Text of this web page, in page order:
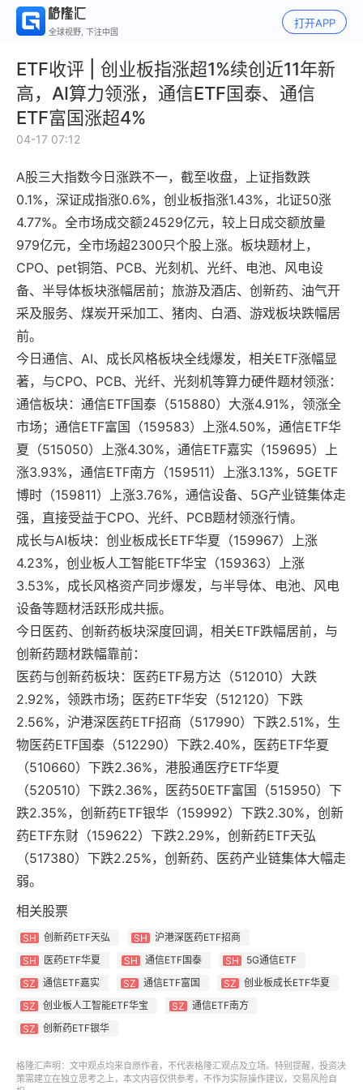
全球视野, 下注中国
打开APP
ETF收评 | 创业板指涨超1%续创近11年新
高，AI算力领涨，通信ETF国泰、通信
ETF富国涨超4%
04-17 07:12
A股三大指数今日涨跌不一，截至收盘，上证指数跌
0.1%，深证成指涨0.6%，创业板指涨1.43%，北证50涨
4.77%。全市场成交额24529亿元，较上日成交额放量
979亿元，全市场超2300只个股上涨。板块题材上，
CPO、pet铜箔、PCB、光刻机、光纤、电池、风电设
备、半导体板块涨幅居前；旅游及酒店、创新药、油气开
采及服务、煤炭开采加工、猪肉、白酒、游戏板块跌幅居
前。
今日通信、AI、成长风格板块全线爆发，相关ETF涨幅显
著，与CPO、PCB、光纤、光刻机等算力硬件题材领涨：
通信板块：通信ETF国泰（515880）大涨4.91%，领涨全
市场；通信ETF富国（159583）上涨4.50%，通信ETF华
夏（515050）上涨4.30%，通信ETF嘉实（159695）上
涨3.93%，通信ETF南方（159511）上涨3.13%，5GETF
博时（159811）上涨3.76%，通信设备、5G产业链集体走
强，直接受益于CPO、光纤、PCB题材领涨行情。
成长与AI板块：创业板成长ETF华夏（159967）上涨
4.23%，创业板人工智能ETF华宝（159363）上涨
3.53%，成长风格资产同步爆发，与半导体、电池、风电
设备等题材活跃形成共振。
今日医药、创新药板块深度回调，相关ETF跌幅居前，与
创新药题材跌幅靠前：
医药与创新药板块：医药ETF易方达（512010）大跌
2.92%，领跌市场；医药ETF华安（512120）下跌
2.56%，沪港深医药ETF招商（517990）下跌2.51%，生
物医药ETF国泰（512290）下跌2.40%，医药ETF华夏
（510660）下跌2.36%，港股通医疗ETF华夏
（520510）下跌2.36%，医药50ETF富国（515950）下
跌2.35%，创新药ETF银华（159992）下跌2.30%，创新
药ETF东财（159622）下跌2.29%，创新药ETF天弘
（517380）下跌2.25%，创新药、医药产业链集体大幅走
弱。
相关股票
SH 创新药ETF天弘 SH
沪港深医药ETF招商
SH
医药ETF华夏 SH 通信ETF国泰 SH
5G通信ETF
SZ
通信ETF嘉实 SZ 通信ETF富国 SZ
创业板成长ETF华夏
SZ
创业板人工智能ETF华宝 SZ
通信ETF南方
SZ
创新药ETF银华
格隆汇声明：文中观点均来自原作者，不代表格隆汇观点及立场。特别提醒，投资决
策需建立在独立思考之上，本文内容仅供参考，不作为实际操作建议，交易风险自